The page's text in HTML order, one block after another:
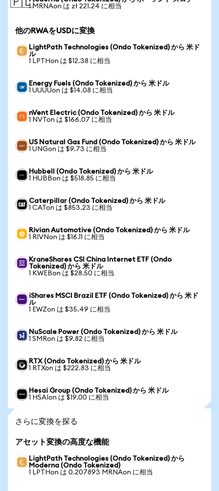
🇵🇱1 MRNAon は zł 221.24 に相当
他のRWAをUSDに変換
LightPath Technologies (Ondo Tokenized) から 米ド
ル
1 LPTHon は $12.38 に相当
Energy Fuels (Ondo Tokenized) から 米ドル
1 UUUUon は $14.08 に相当
nVent Electric (Ondo Tokenized) から 米ドル
1 NVTon は $166.07 に相当
US Natural Gas Fund (Ondo Tokenized) から 米ドル
1 UNGon は $9.73 に相当
Hubbell (Ondo Tokenized) から 米ドル
1 HUBBon は $518.85 に相当
Caterpillar (Ondo Tokenized) から 米ドル
1 CATon は $853.23 に相当
Rivian Automotive (Ondo Tokenized) から 米ドル
1 RIVNon は $16.11 に相当
KraneShares CSI China Internet ETF (Ondo
Tokenized) から 米ドル
1 KWEBon は $28.50 に相当
iShares MSCI Brazil ETF (Ondo Tokenized) から 米ド
ル
1 EWZon は $35.49 に相当
NuScale Power (Ondo Tokenized) から 米ドル
1 SMRon は $9.82 に相当
RTX (Ondo Tokenized) から 米ドル
1 RTXon は $222.83 に相当
Hesai Group (Ondo Tokenized) から 米ドル
1 HSAIon は $19.00 に相当
さらに変換を探る
アセット変換の高度な機能
LightPath Technologies (Ondo Tokenized) から
Moderna (Ondo Tokenized)
1 LPTHon は 0.207893 MRNAon に相当